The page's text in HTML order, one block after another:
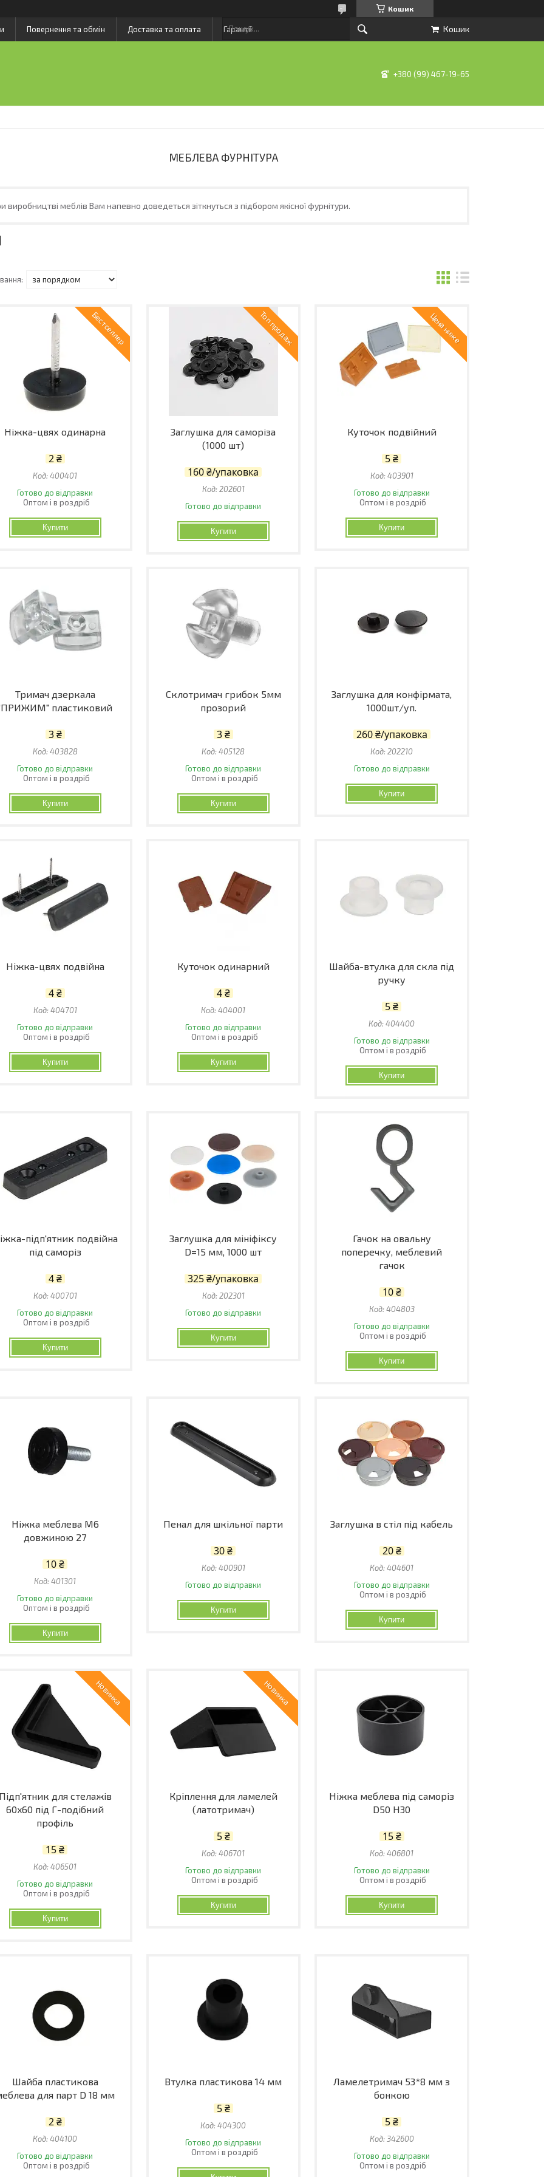
Кошик
Повернення та обмін Доставка та оплата Гарантії Кошик
+380 (99) 467-19-65
МЕБЛЕВА ФУРНІТУРА
виробництві меблів Вам напевно доведеться зіткнуться з підбором якісної фурнітури.
Бестселлер
Ніжка-цвях одинарна
2 ₴
400401
Готово до відправки
Оптом і в роздріб
Купити
Топ продаж
Заглушка для саморіза
(1000 шт)
160 ₴/упаковка
202601
Готово до відправки
Купити
Цена ниже
Куточок подвійний
5 ₴
403901
Готово до відправки
Оптом і в роздріб
Купити
Тримач дзеркала
пластиковий
3 ₴
403828
Готово до відправки
Оптом і в роздріб
Купити
Склотримач грибок 5мм
прозорий
3 ₴
405128
Готово до відправки
Оптом і в роздріб
Купити
Заглушка для конфірмата,
1000шт/уп.
260 ₴/упаковка
202210
Готово до відправки
Купити
Ніжка-цвях подвійна
4 ₴
404701
Готово до відправки
Оптом і в роздріб
Купити
Куточок одинарний
4 ₴
404001
Готово до відправки
Оптом і в роздріб
Купити
Шайба-втулка для скла під
ручку
5 ₴
404400
Готово до відправки
Оптом і в роздріб
Купити
підп'ятник подвійна
під саморіз
4 ₴
400701
Готово до відправки
Оптом і в роздріб
Купити
Заглушка для мініфіксу
D=15 мм, 1000 шт
325 ₴/упаковка
202301
Готово до відправки
Купити
Гачок на овальну
поперечку, меблевий
гачок
10 ₴
404803
Готово до відправки
Оптом і в роздріб
Купити
Ніжка меблева М6
довжиною 27
10 ₴
401301
Готово до відправки
Оптом і в роздріб
Купити
Пенал для шкільної парти
30 ₴
400901
Готово до відправки
Купити
Заглушка в стіл під кабель
20 ₴
404601
Готово до відправки
Оптом і в роздріб
Купити
Новинка
для стелажів
60x60 під Г-подібний
профіль
15 ₴
406501
Готово до відправки
Оптом і в роздріб
Купити
Новинка
Кріплення для ламелей
(латотримач)
5 ₴
406701
Готово до відправки
Оптом і в роздріб
Купити
Ніжка меблева під саморіз
D50 H30
15 ₴
406801
Готово до відправки
Оптом і в роздріб
Купити
Шайба пластикова
для парт D 18 мм
2 ₴
404100
Готово до відправки
Оптом і в роздріб
Втулка пластикова 14 мм
5 ₴
404300
Готово до відправки
Оптом і в роздріб
Ламелетримач 53*8 мм з
бонкою
5 ₴
342600
Готово до відправки
Оптом і в роздріб